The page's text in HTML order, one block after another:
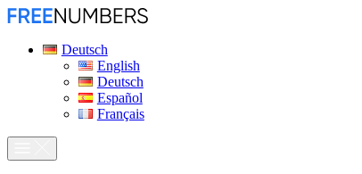
Deutsch
English
Deutsch
Español
Français